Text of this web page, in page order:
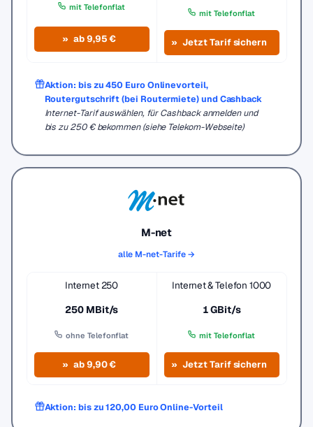
mit Telefonflat
ab 9,95 €
mit Telefonflat
Jetzt Tarif sichern
Aktion: bis zu 450 Euro Onlinevorteil,
Routergutschrift (bei Routermiete) und Cashback
Internet-Tarif auswählen, für Cashback anmelden und
bis zu 250 € bekommen (siehe Telekom-Webseite)
M-net
alle M-net-Tarife →
Internet 250
250 MBit/s
ohne Telefonflat
ab 9,90 €
Internet & Telefon 1000
1 GBit/s
mit Telefonflat
Jetzt Tarif sichern
Aktion: bis zu 120,00 Euro Online-Vorteil